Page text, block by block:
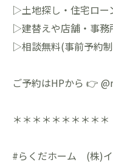
▷土地探し・住宅ロー
▷建替えや店舗・事務
▷相談無料(事前予約
ご予約はHPから 👉
＊＊＊＊＊＊＊＊＊＊
#らくだホーム (株)